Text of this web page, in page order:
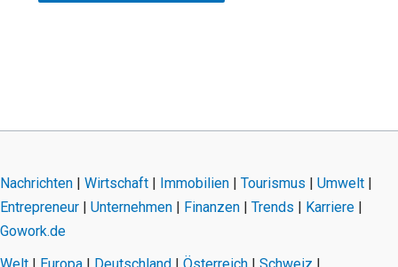
Nachrichten | Wirtschaft | Immobilien | Tourismus | Umwelt |
Entrepreneur | Unternehmen | Finanzen | Trends | Karriere |
Gowork.de